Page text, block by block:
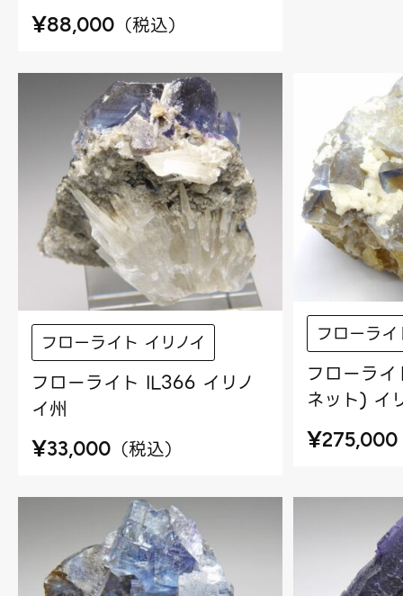
¥88,000 （税込）
フローライト イリノイ
フローライト IL366 イリノ
イ州
¥33,000 （税込）
フローラ
フローラ
ネット) イ
¥275,000